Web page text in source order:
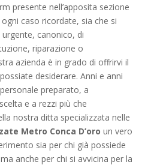
presente nell’apposita sezione
caso ricordate, sia che si
canonico, di
riparazione o
azienda è in grado di offrirvi il
desiderare. Anni e anni
preparato, a
e a rezzi più che
nostra ditta specializzata nelle
Metro Conca D’oro un vero
sia per chi già possiede
anche per chi si avvicina per la